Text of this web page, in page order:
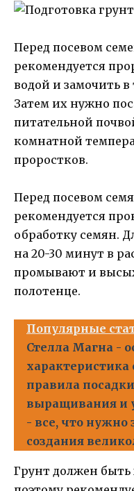
Перед посевом
рекомендуется
водой и замочить в
Затем их нужно
питательной
комнатной
проростков.
Перед посевом
рекомендуется
обработку семян.
на 20-30 минут в
промывают и
полотенце.
Популярные
Стелла Магна -
характеристика
правила
выращивания и
- все, что нужно
создания
Грунт должен